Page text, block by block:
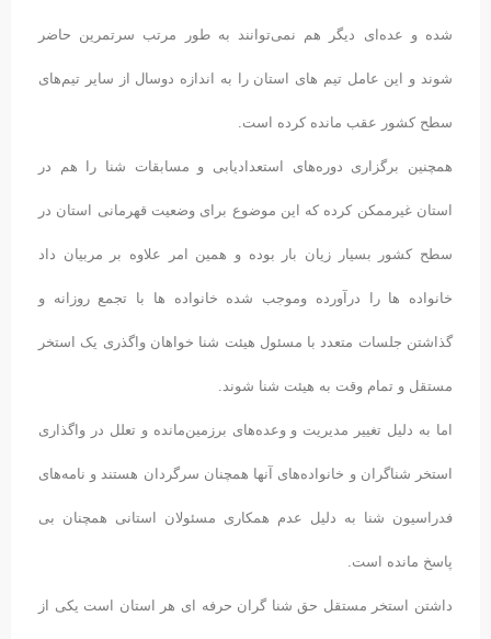
شده و عده‌ای دیگر هم نمی‌توانند به طور مرتب سرتمرین حاضر
شوند و این عامل تیم های استان را به اندازه دوسال از سایر تیم‌های
سطح کشور عقب مانده کرده است.
همچنین برگزاری دوره‌های استعدادیابی و مسابقات شنا را هم در
استان غیرممکن کرده که این موضوع برای وضعیت قهرمانی استان در
سطح کشور بسیار زیان بار بوده و همین امر علاوه بر مربیان داد
خانواده ها را درآورده وموجب شده خانواده ها با تجمع روزانه و
گذاشتن جلسات متعدد با مسئول هیئت شنا خواهان واگذری یک استخر
مستقل و تمام وقت به هیئت شنا شوند.
اما به دلیل تغییر مدیریت و وعده‌های برزمین‌مانده و تعلل در واگذاری
استخر شناگران و خانواده‌های آنها همچنان سرگردان هستند و نامه‌های
فدراسیون شنا به دلیل عدم همکاری مسئولان استانی همچنان بی
پاسخ مانده است.
داشتن استخر مستقل حق شنا گران حرفه ای هر استان است یکی از